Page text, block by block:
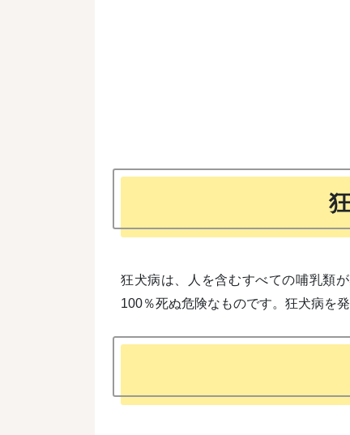
狂犬病は、人を含むすべての哺乳類
100％死ぬ危険なものです。狂犬病を